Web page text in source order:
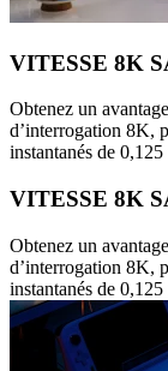
VITESSE 8K
Obtenez un
d’interrogation 8K,
instantanés de
VITESSE 8K
Obtenez un
d’interrogation 8K,
instantanés de